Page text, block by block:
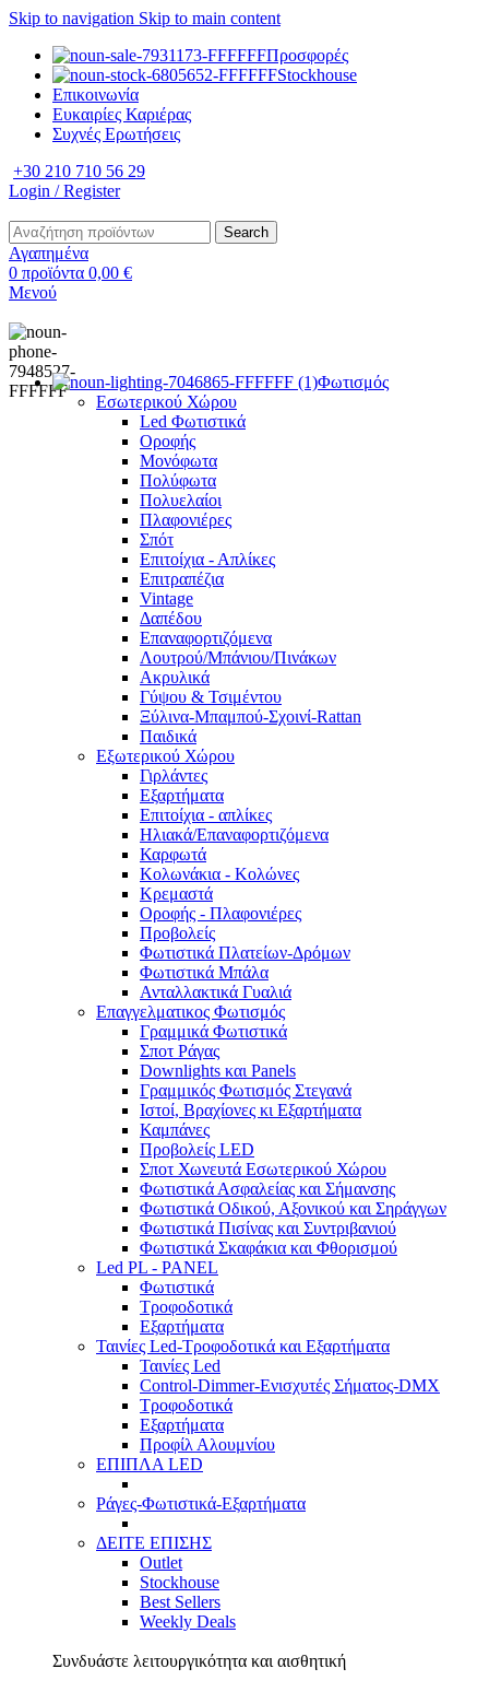
Skip to navigation Skip to main content
Προσφορές
Stockhouse
Επικοινωνία
Ευκαιρίες Καριέρας
Συχνές Ερωτήσεις
+30 210 710 56 29
Login / Register
Search
Αγαπημένα
0 προϊόντα 0,00 €
Μενού
Φωτισμός
Εσωτερικού Χώρου
Led Φωτιστικά
Οροφής
Μονόφωτα
Πολύφωτα
Πολυελαίοι
Πλαφονιέρες
Σπότ
Επιτοίχια - Απλίκες
Επιτραπέζια
Vintage
Δαπέδου
Επαναφορτιζόμενα
Λουτρού/Μπάνιου/Πινάκων
Ακρυλικά
Γύψου & Τσιμέντου
Ξύλινα-Μπαμπού-Σχοινί-Rattan
Παιδικά
Εξωτερικού Χώρου
Γιρλάντες
Εξαρτήματα
Επιτοίχια - απλίκες
Ηλιακά/Επαναφορτιζόμενα
Καρφωτά
Κολωνάκια - Κολώνες
Κρεμαστά
Οροφής - Πλαφονιέρες
Προβολείς
Φωτιστικά Πλατείων-Δρόμων
Φωτιστικά Μπάλα
Ανταλλακτικά Γυαλιά
Επαγγελματικος Φωτισμός
Γραμμικά Φωτιστικά
Σποτ Ράγας
Downlights και Panels
Γραμμικός Φωτισμός Στεγανά
Ιστοί, Βραχίονες κι Εξαρτήματα
Καμπάνες
Προβολείς LED
Σποτ Χωνευτά Εσωτερικού Χώρου
Φωτιστικά Ασφαλείας και Σήμανσης
Φωτιστικά Οδικού, Αξονικού και Σηράγγων
Φωτιστικά Πισίνας και Συντριβανιού
Φωτιστικά Σκαφάκια και Φθορισμού
Led PL - PANEL
Φωτιστικά
Τροφοδοτικά
Εξαρτήματα
Ταινίες Led-Τροφοδοτικά και Εξαρτήματα
Ταινίες Led
Control-Dimmer-Ενισχυτές Σήματος-DMX
Τροφοδοτικά
Εξαρτήματα
Προφίλ Αλουμνίου
ΕΠΙΠΛΑ LED
Ράγες-Φωτιστικά-Εξαρτήματα
ΔΕΙΤΕ ΕΠΙΣΗΣ
Outlet
Stockhouse
Best Sellers
Weekly Deals
Συνδυάστε λειτουργικότητα και αισθητική